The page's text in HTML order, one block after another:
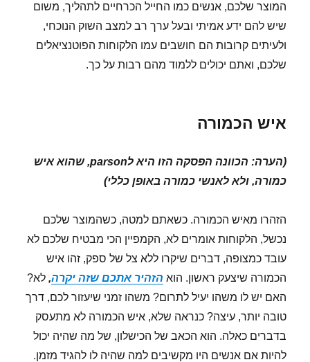
המוצר שלכם, אנשים כמו החייל הכרחיים לתהליך, משום
שיש להם ידע אמיתי ובעל ערך רב למצב השוק הנוכחי,
ולעיתים קרובות הם חושבים עמו הלקוחות הפוטנציאלים
שלכם, ואתם יכולים ללמוד מהם רבות על כך.
איש הכמורה
(הערה: הכוונה הפסקה הזו היא לparson, שהוא איש
כמורה, ולא לאנשי כמורה באופן כללי)
הזהרו מאיש הכמורה. כשאתם למטה, כשהמוצר שלכם
נכשל, הלקוחות אומרים לא, הקמפיין הכי מבטיח שלכם לא
עובד כמצופה, דברים שיקרו ללא צל של ספק, זהו איש
הכמורה שיצעק ראשון. הוא הזהיר אתכם שזה יקרה, לא?
האם יש לו משהו יעיל לתרום? משהו זמני שיעזור לכם, דרך
טובה יותר, עיצה? כנראה שלא, איש הכמורה לא מתעסק
בדברים כאלה. הוא הכאב של הכישלון, של מה שהיה יכול
להיות אם אנשים היו מקשיבים למה שהיה לו להגיד מזמן.